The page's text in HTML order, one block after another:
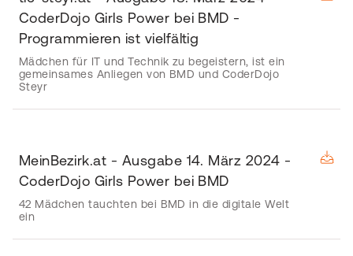
CoderDojo Girls Power bei BMD -
Programmieren ist vielfältig
Mädchen für IT und Technik zu begeistern, ist ein
gemeinsames Anliegen von BMD und CoderDojo
Steyr
MeinBezirk.at - Ausgabe 14. März 2024 -
CoderDojo Girls Power bei BMD
42 Mädchen tauchten bei BMD in die digitale Welt
ein